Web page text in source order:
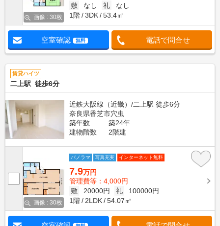
画像 : 30枚
敷
なし 礼
なし
1階
3DK 53.4㎡
空室確認 無料 電話で問合せ
賃貸ハイツ
二上駅 徒歩6分
近鉄大阪線（近畿）/二上駅 徒歩6分
奈良県香芝市穴虫
築年数
築24年
建物階数
2階建
画像 : 30枚
パノラマ 写真充実 インターネット無料
7.9万円
管理費等：4,000円
敷
20000円 礼
100000円
1階
2LDK 54.07㎡